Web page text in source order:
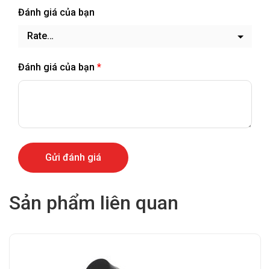
Đánh giá của bạn
Đánh giá của bạn *
Sản phẩm liên quan